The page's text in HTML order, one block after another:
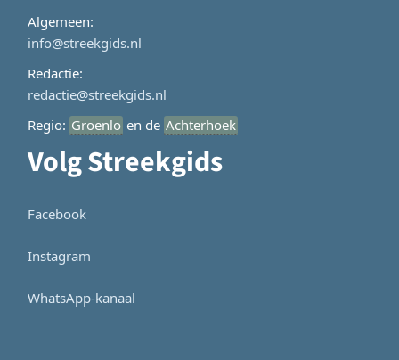
Algemeen:
info@streekgids.nl
Redactie:
redactie@streekgids.nl
Regio: Groenlo en de Achterhoek
Volg Streekgids
Facebook
Instagram
WhatsApp-kanaal